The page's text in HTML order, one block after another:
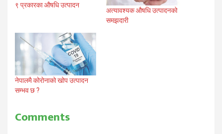
९ प्रकारका औषधि उत्पादन
अत्यावश्यक औषधि उत्पादनको
समझदारी
नेपालमै कोरोनाको खोप उत्पादन
सम्भव छ ?
Comments